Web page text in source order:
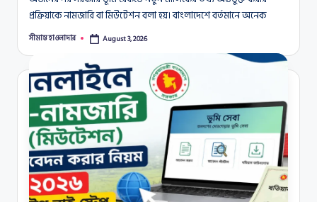
প্রক্রিয়াকে নামজারি বা মিউটেশন বলা হয়। বাংলাদেশে বর্তমানে অনেক
Posted
সীমান্ত হাওলাদার August 3, 2026